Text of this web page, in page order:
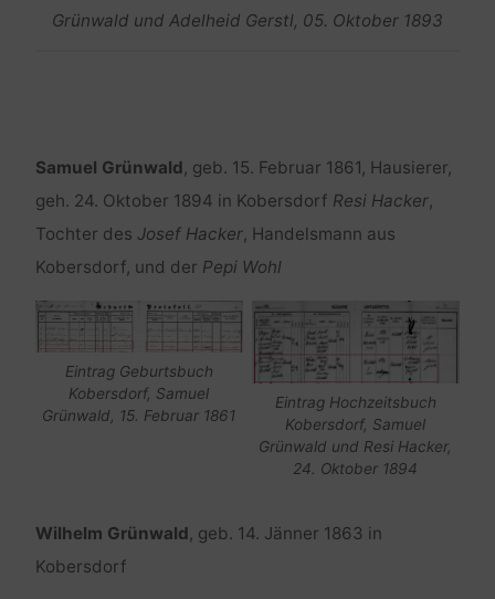
Grünwald und Adelheid Gerstl, 05. Oktober 1893
Samuel Grünwald, geb. 15. Februar 1861, Hausierer,
geh. 24. Oktober 1894 in Kobersdorf Resi Hacker,
Tochter des Josef Hacker, Handelsmann aus
Kobersdorf, und der Pepi Wohl
Eintrag Geburtsbuch
Kobersdorf, Samuel
Grünwald, 15. Februar 1861
Eintrag Hochzeitsbuch
Kobersdorf, Samuel
Grünwald und Resi Hacker,
24. Oktober 1894
Wilhelm Grünwald, geb. 14. Jänner 1863 in
Kobersdorf